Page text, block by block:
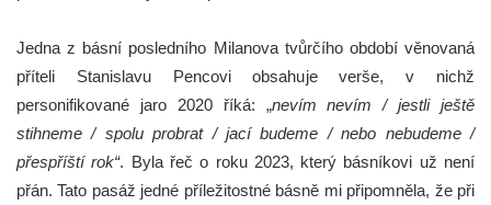
Jedna z básní posledního Milanova tvůrčího období věnovaná
příteli Stanislavu Pencovi obsahuje verše, v nichž
personifikované jaro 2020 říká: „nevím nevím / jestli ještě
stihneme / spolu probrat / jací budeme / nebo nebudeme /
přespříští rok“. Byla řeč o roku 2023, který básníkovi už není
přán. Tato pasáž jedné příležitostné básně mi připomněla, že při